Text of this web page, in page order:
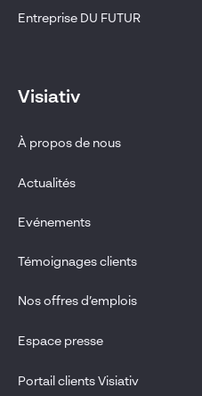
Entreprise DU FUTUR
Visiativ
À propos de nous
Actualités
Evénements
Témoignages clients
Nos offres d’emplois
Espace presse
Portail clients Visiativ